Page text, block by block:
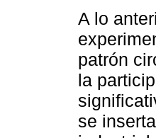
A lo
patrón
la
se